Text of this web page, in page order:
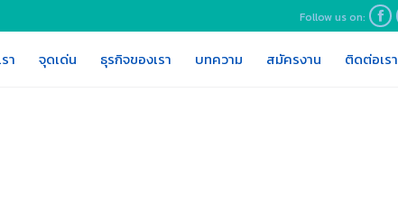
Follow us on: 
า จุดเด่น ธุรกิจของเรา บทความ สมัครงาน ติดต่อเรา